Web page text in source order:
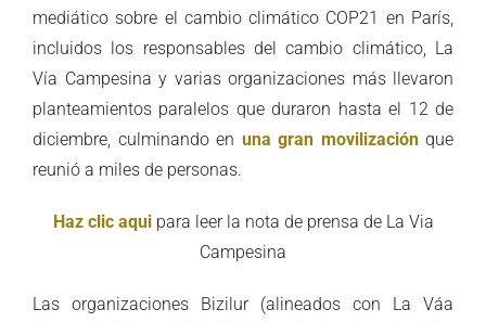
mediático sobre el cambio climático COP21 en París,
incluidos los responsables del cambio climático, La
Vía Campesina y varias organizaciones más llevaron
planteamientos paralelos que duraron hasta el 12 de
diciembre, culminando en una gran movilización que
reunió a miles de personas.
Haz clic aqui para leer la nota de prensa de La Via
Campesina
Las organizaciones Bizilur (alineados con La Váa